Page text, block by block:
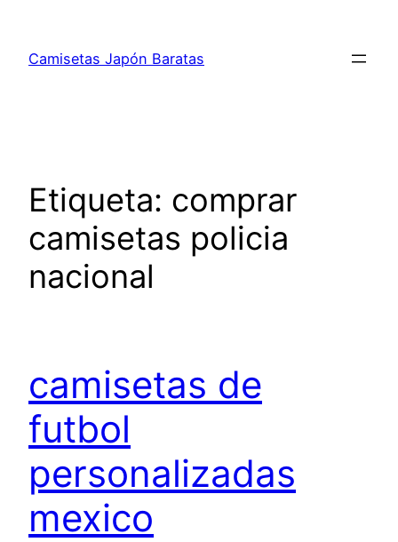
contenido
Camisetas Japón Baratas
Etiqueta: comprar
camisetas policia
nacional
camisetas de
futbol
personalizadas
mexico